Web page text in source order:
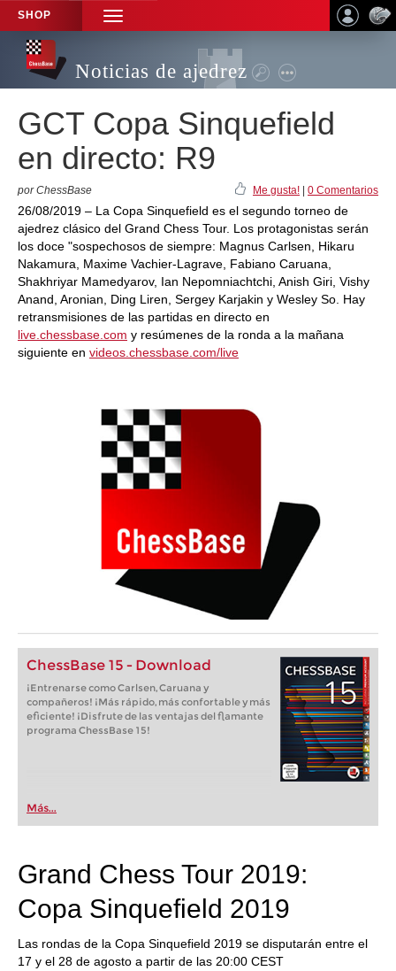
SHOP
TOGGLE
NAVIGATION
Noticias de ajedrez
GCT Copa Sinquefield
en directo: R9
por ChessBase Me gusta! 0 Comentarios
26/08/2019 – La Copa Sinquefield es el segundo torneo de
ajedrez clásico del Grand Chess Tour. Los protagonistas serán
los doce "sospechosos de siempre: Magnus Carlsen, Hikaru
Nakamura, Maxime Vachier-Lagrave, Fabiano Caruana,
Shakhriyar Mamedyarov, Ian Nepomniachtchi, Anish Giri, Vishy
Anand, Aronian, Ding Liren, Sergey Karjakin y Wesley So. Hay
retransmisiones de las partidas en directo en
live.chessbase.com y resúmenes de la ronda a la mañana
siguiente en videos.chessbase.com/live
ChessBase 15 - Download
¡Entrenarse como Carlsen, Caruana y
compañeros! ¡Más rápido, más confortable y más
eficiente! ¡Disfrute de las ventajas del flamante
programa ChessBase 15!
Más...
Grand Chess Tour 2019:
Copa Sinquefield 2019
Las rondas de la Copa Sinquefield 2019 se disputarán entre el
17 y el 28 de agosto a partir de las 20:00 CEST